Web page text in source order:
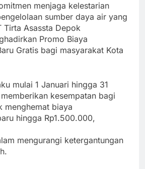
menjaga kelestarian
sumber daya air yang
Tirta Asassta Depok
Promo Biaya
Gratis bagi masyarakat Kota
mulai 1 Januari hingga 31
kesempatan bagi
menghemat biaya
hingga Rp1.500.000,
mengurangi ketergantungan